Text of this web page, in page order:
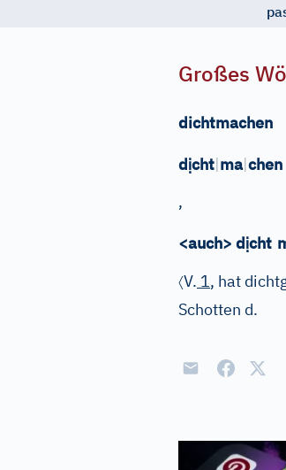
Großes
dichtmachen
dịcht|ma|chen
,
<auch> dịcht
〈V. 1, hat
Schotten d.